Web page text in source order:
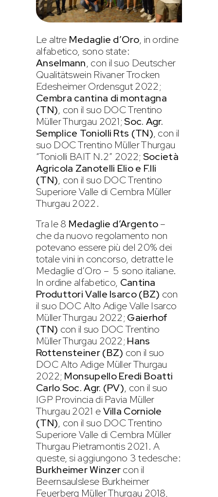
Le altre Medaglie d’Oro, in ordine
alfabetico, sono state:
Anselmann, con il suo Deutscher
Qualitätswein Rivaner Trocken
Edesheimer Ordensgut 2022;
Cembra cantina di montagna
(TN), con il suo DOC Trentino
Müller Thurgau 2021;Soc. Agr.
Semplice Toniolli Rts (TN), con il
suo DOC Trentino Müller Thurgau
“Toniolli BAIT N.2” 2022; Società
Agricola Zanotelli Elio e F.lli
(TN), con il suo DOC Trentino
Superiore Valle di Cembra Müller
Thurgau 2022.
Tra le 8 Medaglie d’Argento–
che da nuovo regolamento non
potevano essere più del 20% dei
totale vini in concorso, detratte le
Medaglie d’Oro – 5 sono italiane.
In ordine alfabetico, Cantina
Produttori Valle Isarco (BZ) con
il suo DOC Alto Adige Valle Isarco
Müller Thurgau 2022; Gaierhof
(TN) con il suo DOC Trentino
Müller Thurgau 2022; Hans
Rottensteiner (BZ) con il suo
DOC Alto Adige Müller Thurgau
2022; Monsupello Eredi Boatti
Carlo Soc. Agr. (PV), con il suo
IGP Provincia di Pavia Müller
Thurgau 2021 eVilla Corniole
(TN), con il suo DOC Trentino
Superiore Valle di Cembra Müller
Thurgau Pietramontis 2021. A
queste, si aggiungono 3 tedesche:
Burkheimer Winzercon il
Beernsaulslese Burkheimer
Feuerberg Müller Thurgau 2018,